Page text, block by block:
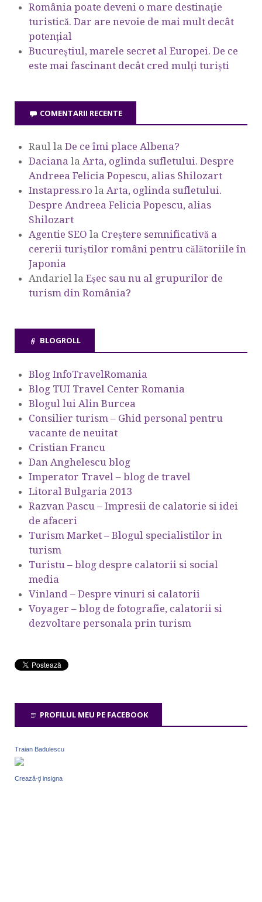
România poate deveni o mare destinație
turistică. Dar are nevoie de mai mult decât
potențial
Bucureștiul, marele secret al Europei. De ce
este mai fascinant decât cred mulți turiști
COMENTARII RECENTE
Raul la De ce îmi place Albena?
Daciana la Arta, oglinda sufletului. Despre
Andreea Felicia Popescu, alias Shilozart
Instapress.ro la Arta, oglinda sufletului.
Despre Andreea Felicia Popescu, alias
Shilozart
Agentie SEO la Creștere semnificativă a
cererii turiștilor români pentru călătoriile în
Japonia
Andariel la Eşec sau nu al grupurilor de
turism din România?
BLOGROLL
Blog InfoTravelRomania
Blog TUI Travel Center Romania
Blogul lui Alin Burcea
Consilier turism – Ghid personal pentru
vacante de neuitat
Cristian Francu
Dan Anghelescu blog
Imperator Travel – blog de travel
Litoral Bulgaria 2013
Razvan Pascu – Impresii de calatorie si idei
de afaceri
Turism Market – Blogul specialistilor in
turism
Turistu – blog despre calatorii si social
media
Vinland – Despre vinuri si calatorii
Voyager – blog de fotografie, calatorii si
dezvoltare personala prin turism
PROFILUL MEU PE FACEBOOK
Traian Badulescu
Crează-ţi insigna